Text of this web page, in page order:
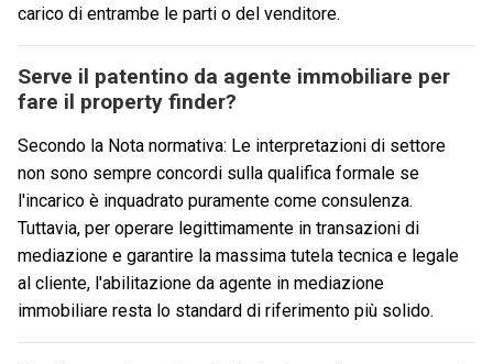
carico di entrambe le parti o del venditore.
Serve il patentino da agente immobiliare per
fare il property finder?
Secondo la Nota normativa: Le interpretazioni di settore
non sono sempre concordi sulla qualifica formale se
l'incarico è inquadrato puramente come consulenza.
Tuttavia, per operare legittimamente in transazioni di
mediazione e garantire la massima tutela tecnica e legale
al cliente, l'abilitazione da agente in mediazione
immobiliare resta lo standard di riferimento più solido.